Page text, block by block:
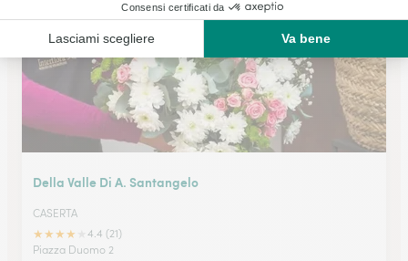
Della Valle Di A. Santangelo
CASERTA
★★★★
4.4 (21)
Piazza Duomo 2